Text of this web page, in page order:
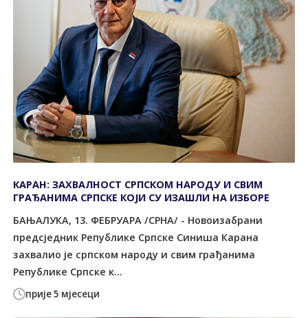
прије 5 мјесеци
КАРАН: ЗАХВАЛНОСТ СРПСКОМ НАРОДУ И СВИМ
ГРАЂАНИМА СРПСКЕ КОЈИ СУ ИЗАШЛИ НА ИЗБОРЕ
БАЊАЛУКА, 13. ФЕБРУАРА /СРНА/ - Новоизабрани
предсједник Републике Српске Синиша Карана
захвалио је српском народу и свим грађанима
Републике Српске к...